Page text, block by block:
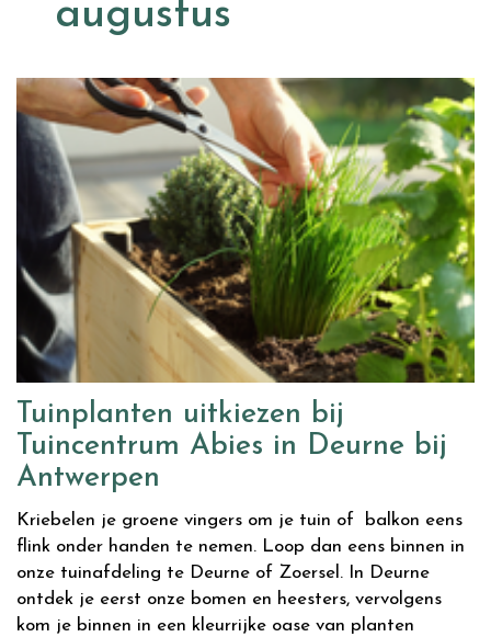
augustus
Tuinplanten uitkiezen bij
Tuincentrum Abies in Deurne bij
Antwerpen
Kriebelen je groene vingers om je tuin of balkon eens
flink onder handen te nemen. Loop dan eens binnen in
onze tuinafdeling te Deurne of Zoersel. In Deurne
ontdek je eerst onze bomen en heesters, vervolgens
kom je binnen in een kleurrijke oase van planten